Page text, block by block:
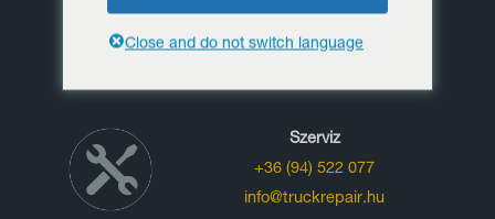
Szerviz
+36 (94) 522 077
info@truckrepair.hu
Close and do not switch language